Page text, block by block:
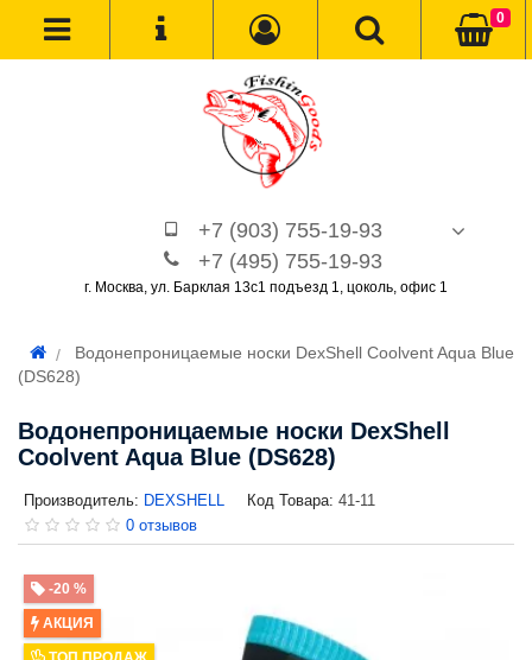
+7 (903) 755-19-93
+7 (495) 755-19-93
г. Москва, ул. Барклая 13с1 подъезд 1, цоколь, офис 1
0
Водонепроницаемые носки DexShell Coolvent Aqua Blue
(DS628)
Водонепроницаемые носки DexShell
Coolvent Aqua Blue (DS628)
Производитель: DEXSHELL Код Товара: 41-11
0 отзывов
-20 %
АКЦИЯ